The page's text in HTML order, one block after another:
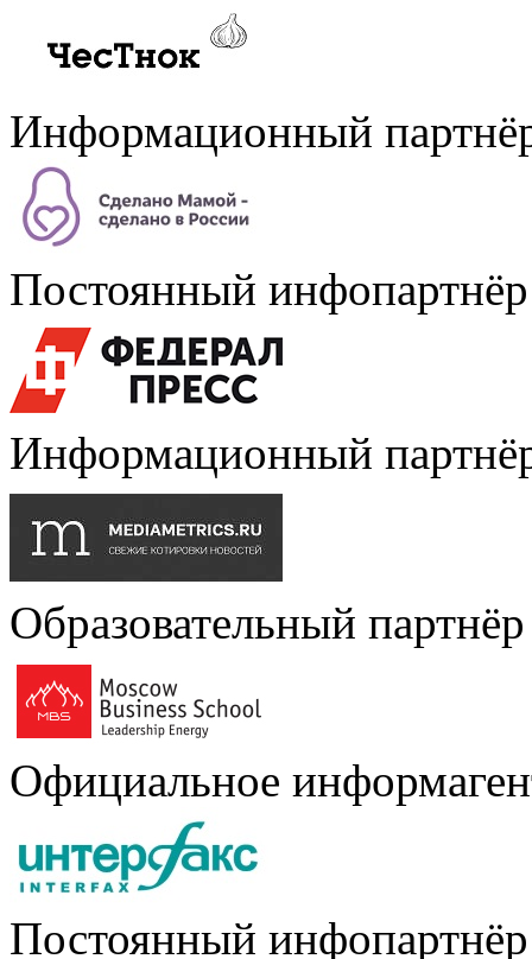
Информационный
Постоянный инфопартнёр
Информационный
Образовательный партнёр
Официальное
Постоянный инфопартнёр